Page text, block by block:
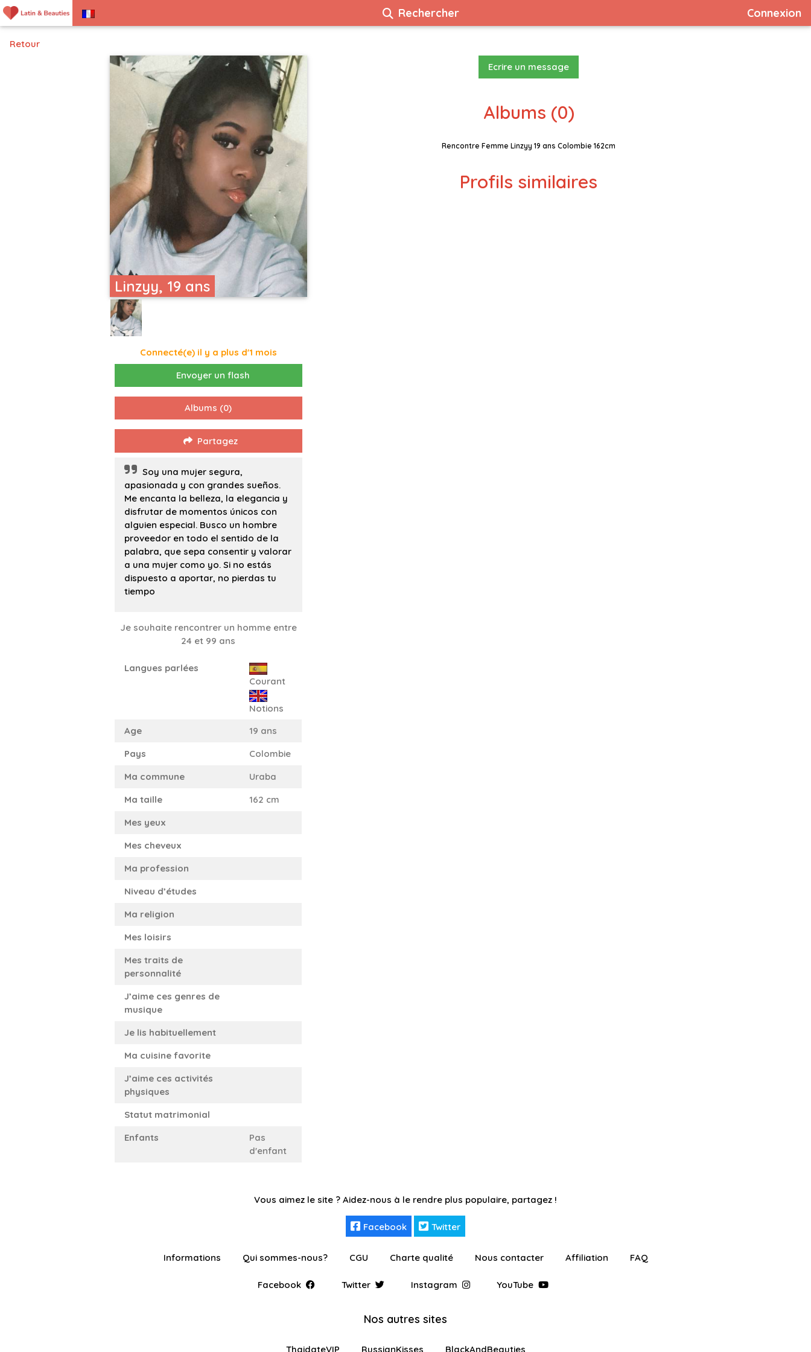
Connexion
Rechercher
Retour
Linzyy, 19 ans
Connecté(e) il y a plus d'1 mois
Envoyer un flash
Albums (0)
Partagez
Soy una mujer segura,
apasionada y con grandes sueños.
Me encanta la belleza, la elegancia y
disfrutar de momentos únicos con
alguien especial. Busco un hombre
proveedor en todo el sentido de la
palabra, que sepa consentir y valorar
a una mujer como yo. Si no estás
dispuesto a aportar, no pierdas tu
tiempo
Je souhaite rencontrer un homme entre
24 et 99 ans
Langues parlées
Courant
Notions
Age
19 ans
Pays
Colombie
Ma commune
Uraba
Ma taille
162 cm
Mes yeux
Mes cheveux
Ma profession
Niveau d’études
Ma religion
Mes loisirs
Mes traits de
personnalité
J’aime ces genres de
musique
Je lis habituellement
Ma cuisine favorite
J’aime ces activités
physiques
Statut matrimonial
Enfants
Pas
d'enfant
Ecrire un message
Albums (0)
Rencontre Femme Linzyy 19 ans Colombie 162cm
Profils similaires
Vous aimez le site ? Aidez-nous à le rendre plus populaire, partagez !
Facebook Twitter
Informations Qui sommes-nous? CGU Charte qualité Nous contacter Affiliation FAQ
Facebook Twitter Instagram YouTube
Nos autres sites
ThaidateVIP RussianKisses BlackAndBeauties